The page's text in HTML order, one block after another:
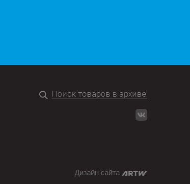
Дизайн сайта